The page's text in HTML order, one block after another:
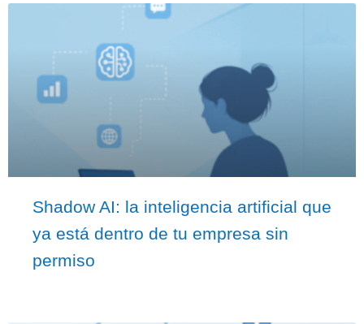
Shadow AI: la inteligencia artificial que
ya está dentro de tu empresa sin
permiso